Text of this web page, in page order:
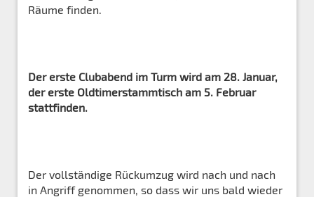
Räume finden.
Der erste Clubabend im Turm wird am 28. Januar,
der erste Oldtimerstammtisch am 5. Februar
stattfinden.
Der vollständige Rückumzug wird nach und nach
in Angriff genommen, so dass wir uns bald wieder